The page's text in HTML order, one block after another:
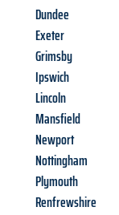
Dundee
Exeter
Grimsby
Ipswich
Lincoln
Mansfield
Newport
Nottingham
Plymouth
Renfrewshire